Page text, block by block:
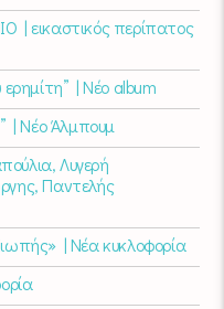
| εικαστικός περίπατος
| Νέο album
| Νέο Άλμπουμ
Λυγερή
Παντελής
| Νέα κυκλοφορία